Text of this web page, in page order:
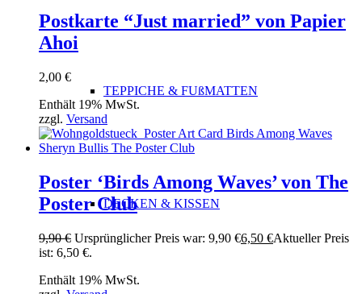
TEPPICHE & FUßMATTEN
DECKEN & KISSEN
Postkarte “Just married” von Papier
Ahoi
2,00 €
Enthält 19% MwSt.
zzgl. Versand
Poster ‘Birds Among Waves’ von The
Poster Club
9,90€ Ursprünglicher Preis war: 9,90 €6,50 €Aktueller Preis
ist: 6,50 €.
Enthält 19% MwSt.